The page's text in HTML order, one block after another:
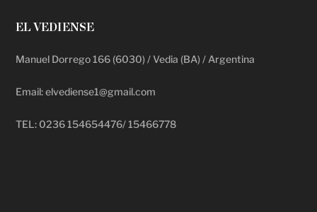
EL VEDIENSE
Manuel Dorrego 166 (6030) / Vedia (BA) / Argentina
Email: elvediense1@gmail.com
TEL: 0236 154654476/ 15466778